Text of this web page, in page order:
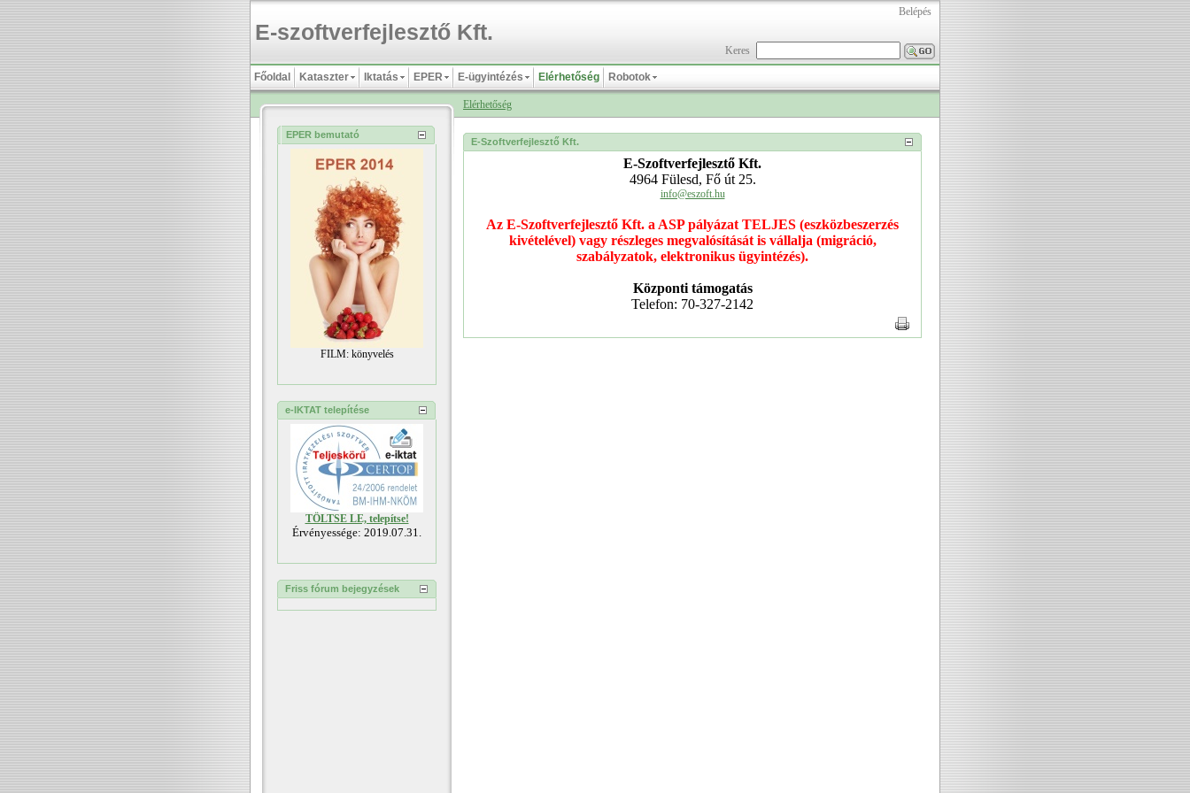
E-szoftverfejlesztő Kft.
Belépés
Keres
Főoldal Kataszter Iktatás EPER E-ügyintézés Elérhetőség Robotok
Elérhetőség
EPER bemutató
FILM: könyvelés
e-IKTAT telepítése
TÖLTSE LE, telepítse!
Érvényessége: 2019.07.31.
Friss fórum bejegyzések
E-Szoftverfejlesztő Kft.
E-Szoftverfejlesztő Kft.
4964 Fülesd, Fő út 25.
info@eszoft.hu
Az E-Szoftverfejlesztő Kft. a ASP pályázat TELJES (eszközbeszerzés
kivételével) vagy részleges megvalósítását is vállalja (migráció,
szabályzatok, elektronikus ügyintézés).
Központi támogatás
Telefon: 70-327-2142